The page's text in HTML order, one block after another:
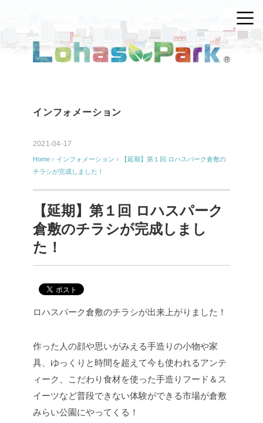
インフォメーション
2021-04-17
Home › インフォメーション ›
【延期】第１回 ロハスパーク倉敷の
チラシが完成しました！
【延期】第１回 ロハスパーク
倉敷のチラシが完成しまし
た！
ロハスパーク倉敷のチラシが出来上がりました！
作った人の顔や思いがみえる手造りの小物や家
具、ゆっくりと時間を超えて今も使われるアンテ
ィーク、こだわり食材を使った手造りフード＆ス
イーツなど普段できない体験ができる市場が倉敷
みらい公園にやってくる！